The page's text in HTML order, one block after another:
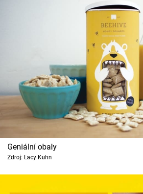
Geniální obaly
Zdroj: Lacy Kuhn